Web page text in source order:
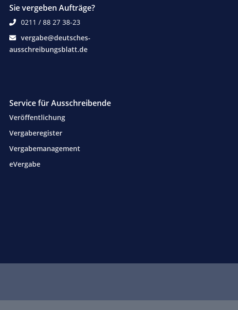
Sie vergeben Aufträge?
0211 / 88 27 38-23
vergabe@deutsches-
ausschreibungsblatt.de
Service für Ausschreibende
Veröffentlichung
Vergaberegister
Vergabemanagement
eVergabe